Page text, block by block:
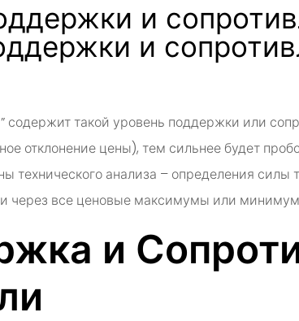
и
и
содержит такой уровень поддержки или
отклонение цены), тем сильнее будет
технического анализа – определения
через все ценовые максимумы или
и